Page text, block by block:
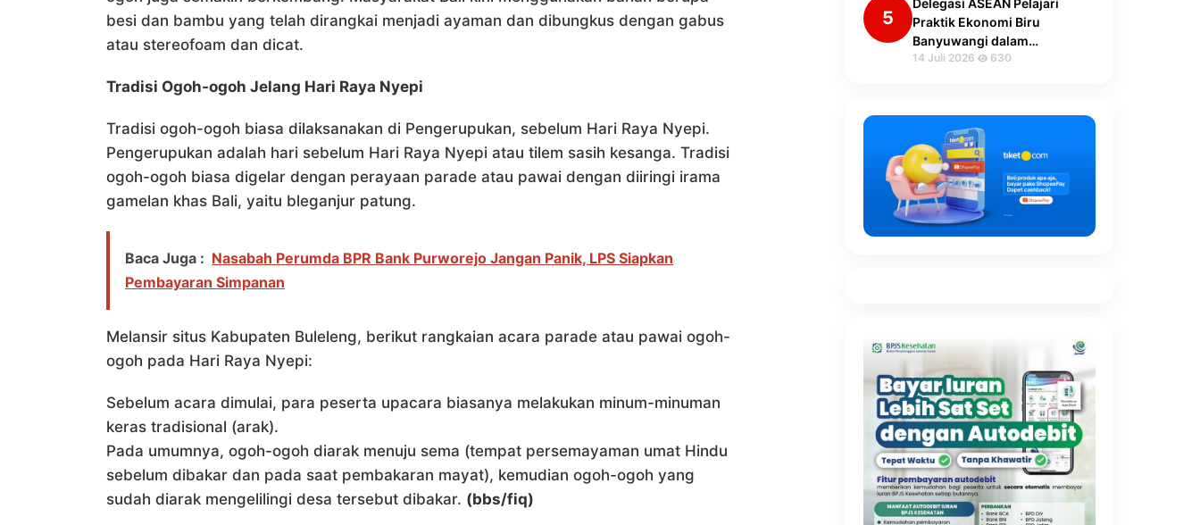
besi dan bambu yang telah dirangkai menjadi ayaman dan dibungkus dengan gabus
atau stereofoam dan dicat.
Tradisi Ogoh-ogoh Jelang Hari Raya Nyepi
Tradisi ogoh-ogoh biasa dilaksanakan di Pengerupukan, sebelum Hari Raya Nyepi.
Pengerupukan adalah hari sebelum Hari Raya Nyepi atau tilem sasih kesanga. Tradisi
ogoh-ogoh biasa digelar dengan perayaan parade atau pawai dengan diiringi irama
gamelan khas Bali, yaitu bleganjur patung.
Baca Juga : Nasabah Perumda BPR Bank Purworejo Jangan Panik, LPS Siapkan
Pembayaran Simpanan
Melansir situs Kabupaten Buleleng, berikut rangkaian acara parade atau pawai ogoh-
ogoh pada Hari Raya Nyepi:
Sebelum acara dimulai, para peserta upacara biasanya melakukan minum-minuman
keras tradisional (arak).
Pada umumnya, ogoh-ogoh diarak menuju sema (tempat persemayaman umat Hindu
sebelum dibakar dan pada saat pembakaran mayat), kemudian ogoh-ogoh yang
sudah diarak mengelilingi desa tersebut dibakar. (bbs/fiq)
5
Praktik Ekonomi Biru
Banyuwangi dalam…
14 Juli 2026 630